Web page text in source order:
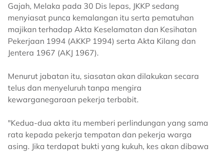
Gajah, Melaka pada 30 Dis lepas, JKKP sedang
menyiasat punca kemalangan itu serta pematuhan
majikan terhadap Akta Keselamatan dan Kesihatan
Pekerjaan 1994 (AKKP 1994) serta Akta Kilang dan
Jentera 1967 (AKJ 1967).
Menurut jabatan itu, siasatan akan dilakukan secara
telus dan menyeluruh tanpa mengira
kewarganegaraan pekerja terbabit.
"Kedua-dua akta itu memberi perlindungan yang sama
rata kepada pekerja tempatan dan pekerja warga
asing. Jika terdapat bukti yang kukuh, kes akan dibawa